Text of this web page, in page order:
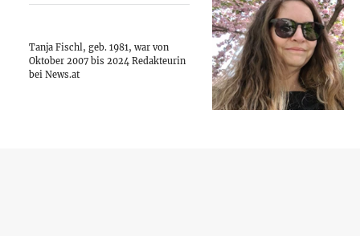
Tanja Fischl, geb. 1981, war von
Oktober 2007 bis 2024 Redakteurin
bei News.at